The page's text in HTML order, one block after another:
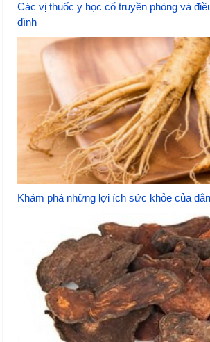
Các vị thuốc y học cổ truyền phòng và
đình
Khám phá những lợi ích sức khỏe của